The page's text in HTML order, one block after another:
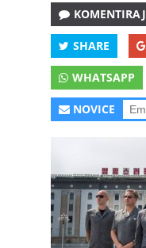
KOMENTIRAJ
SHARE
WHATSAPP
NOVICE